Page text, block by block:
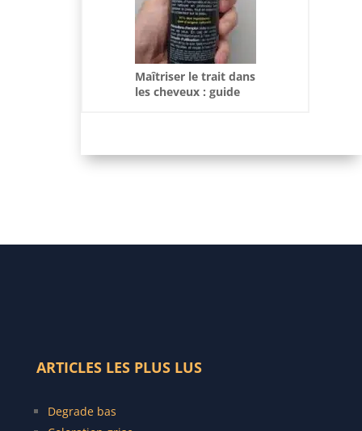
Maîtriser le trait dans
les cheveux : guide
ARTICLES LES PLUS LUS
Degrade bas